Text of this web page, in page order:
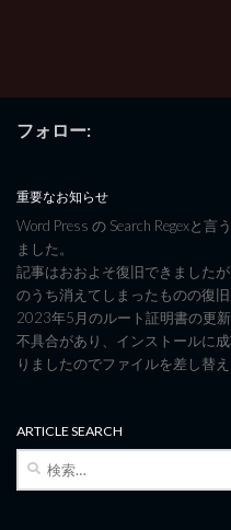
フォロー:
重要なお知らせ
Word Press の Search Regexと言
ました。
記事はおおよそ復旧できましたが
のうち消えてしまったものの復
2023年5月のルート証明書の更
不具合があり、インストールに
りましたのでファイルを差し替
ARTICLE SEARCH